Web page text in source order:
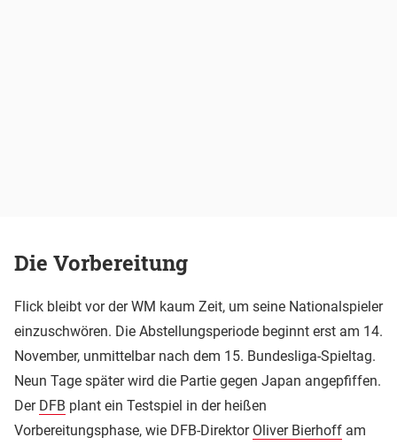
Die Vorbereitung
Flick bleibt vor der WM kaum Zeit, um seine Nationalspieler
einzuschwören. Die Abstellungsperiode beginnt erst am 14.
November, unmittelbar nach dem 15. Bundesliga-Spieltag.
Neun Tage später wird die Partie gegen Japan angepfiffen.
Der DFB plant ein Testspiel in der heißen
Vorbereitungsphase, wie DFB-Direktor Oliver Bierhoff am